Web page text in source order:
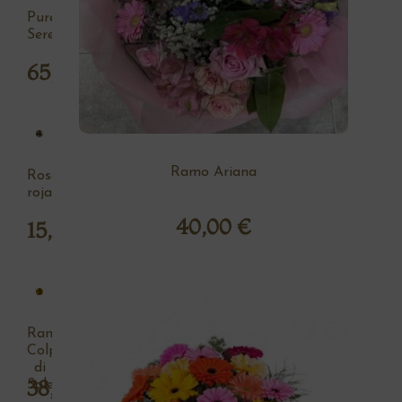
Ramo Ariana
40,00 €
Pureza
Serena
65,00
Rosa
roja
15,00
Ramo
Colpo
di
Sole
38,00